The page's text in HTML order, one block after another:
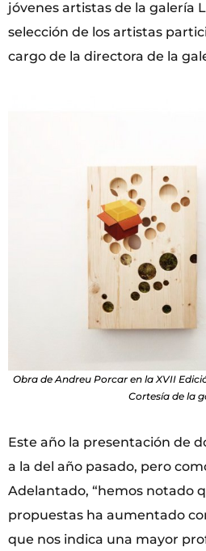
jóvenes artistas de la galería
selección de los artistas
cargo de la directora de la
Obra de Andreu Porcar en la XVII
Cortesía de la
Este año la presentación de
a la del año pasado, pero
Adelantado, “hemos notado
propuestas ha aumentado
que nos indica una mayor